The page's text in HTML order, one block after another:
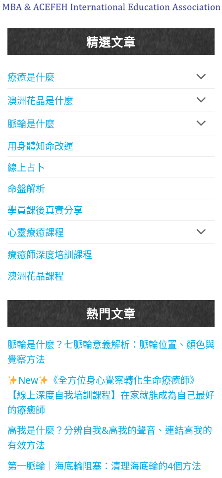
精選文章
療癒是什麼
澳洲花晶是什麼
脈輪是什麼
用身體知命改運
線上占卜
命盤解析
學員課後真實分享
心靈療癒課程
療癒師深度培訓課程
澳洲花晶課程
熱門文章
脈輪是什麼？七脈輪意義解析：脈輪位置、顏色與
覺察方法
New
《全方位身心覺察轉化生命療癒師》
【線上深度自我培訓課程】在家就能成為自己最好
的療癒師
高我是什麼？分辨自我&高我的聲音、連結高我的
有效方法
第一脈輪｜海底輪阻塞：清理海底輪的4個方法